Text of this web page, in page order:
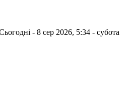
- 8 сер 2026, 5:34 - субота